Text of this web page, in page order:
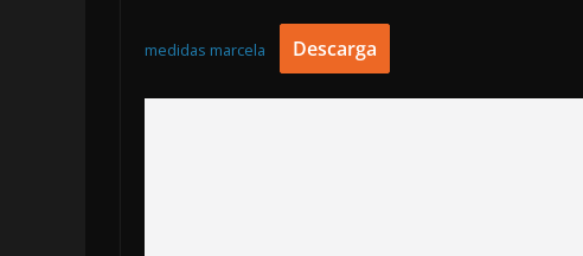
medidas marcela Descarga